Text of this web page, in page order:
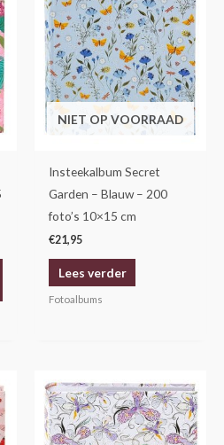
NIET OP VOORRAAD
Insteekalbum Secret
Garden – Blauw – 200
foto’s 10×15 cm
€21,95
Lees verder
Fotoalbums